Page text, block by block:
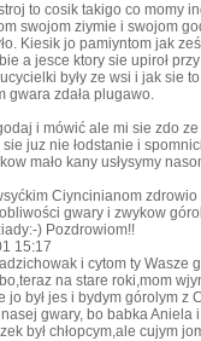
to cosik takigo co momy
swojom ziymie i swojom
Kiesik jo pamiyntom jak
a jesce ktory sie upiroł
były ze wsi i jak sie
gwara zdała plugawo.
i mówić ale mi sie zdo
sie juz nie łodstanie i
mało kany usłysymy
Ciyncinianom
gwary i zwykow
) Pozdrowiom!!
15:17
i cytom ty Wasze
na stare roki,mom
jo był jes i bydym górolym z
nasej gwary, bo babka Aniela
był chłopcym,ale cujym